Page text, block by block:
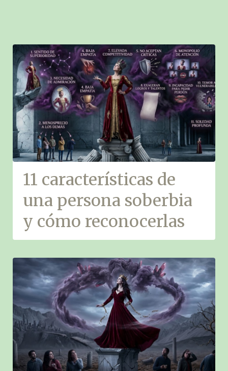
11 características de
una persona soberbia
y cómo reconocerlas